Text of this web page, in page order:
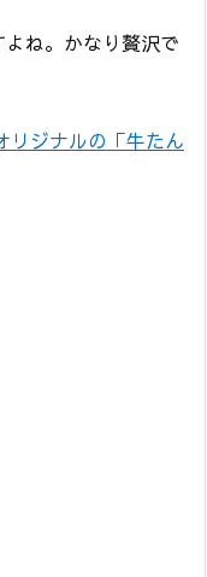
ね。かなり贅沢で
ジナルの「牛たん